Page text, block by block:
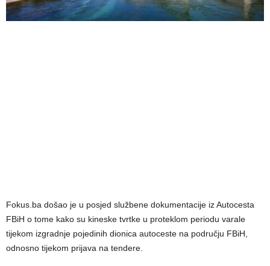
Fokus.ba došao je u posjed službene dokumentacije iz Autocesta
FBiH o tome kako su kineske tvrtke u proteklom periodu varale
tijekom izgradnje pojedinih dionica autoceste na području FBiH,
odnosno tijekom prijava na tendere.